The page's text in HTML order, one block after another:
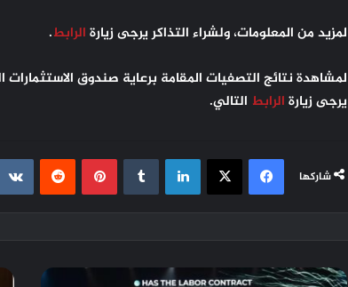
لمزيد من المعلومات، ولشراء التذاكر يرجى زيارة الرابط.
لمشاهدة نتائج التصفيات المقامة برعاية صندوق
يرجى زيارة الرابط التالي.
شاركها
فيسبوك X لينكدإن ‏Tumblr بينتيريست ‏Reddit